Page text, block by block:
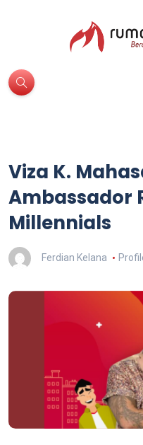
Viza K.
Ambassador
Millennials
Ferdian Kelana